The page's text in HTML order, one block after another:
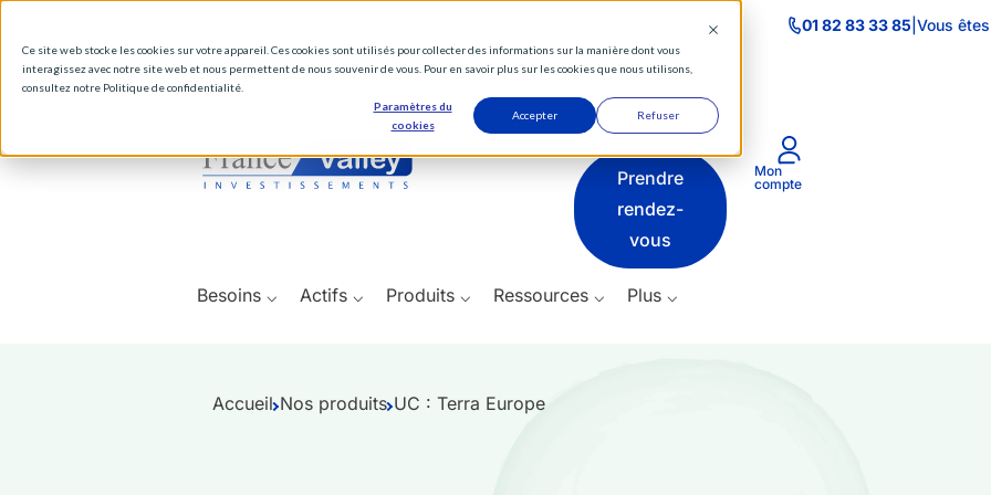
Ce site web stocke les cookies sur votre appareil. Ces cookies sont utilisés pour collecter des informations sur la manière dont vous
interagissez avec notre site web et nous permettent de nous souvenir de vous. Pour en savoir plus sur les cookies que nous utilisons,
consultez notre Politique de confidentialité.
Paramètres du
cookies
Accepter Refuser
01 82 83 33 85 Vous
Actifs
⌵
Ressources
les produits
Prendre
rendez-
vous
Mon
compte
Besoins ⌵ Actifs ⌵ Produits ⌵ Ressources ⌵ Plus ⌵
Accueil Nos produits UC : Terra Europe